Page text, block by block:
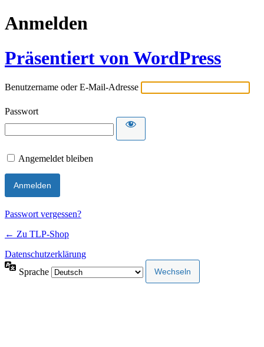
Anmelden
Präsentiert von WordPress
Benutzername oder E-Mail-Adresse
Passwort
Angemeldet bleiben
Passwort vergessen?
← Zu TLP-Shop
Datenschutzerklärung
Sprache